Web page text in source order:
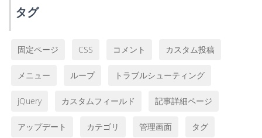
タグ
固定ページ CSS コメント カスタム投稿
メニュー ループ トラブルシューティング
jQuery カスタムフィールド 記事詳細ページ
アップデート カテゴリ 管理画面 タグ